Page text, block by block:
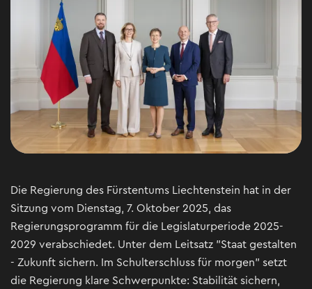
Die Regierung des Fürstentums Liechtenstein hat in der
Sitzung vom Dienstag, 7. Oktober 2025, das
Regierungsprogramm für die Legislaturperiode 2025-
2029 verabschiedet. Unter dem Leitsatz "Staat gestalten
- Zukunft sichern. Im Schulterschluss für morgen" setzt
die Regierung klare Schwerpunkte: Stabilität sichern,